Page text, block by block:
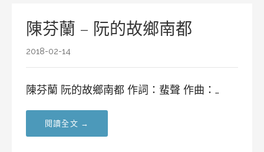
陳芬蘭 – 阮的故鄉南都
2018-02-14
陳芬蘭 阮的故鄉南都 作詞：蜚聲 作曲：…
閱讀全文 →